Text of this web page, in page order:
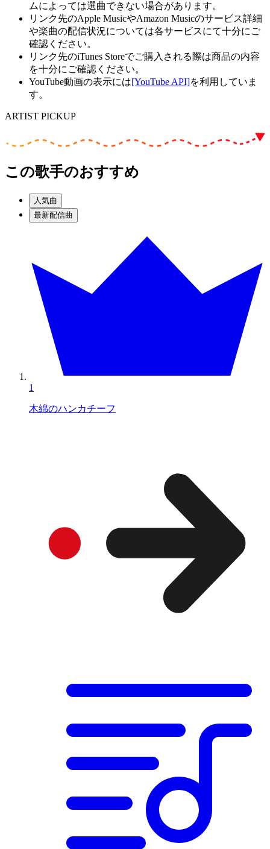
ムによっては選曲できない場合があります。
リンク先のApple MusicやAmazon Musicのサービス詳細
や楽曲の配信状況については各サービスにて十分にご
確認ください。
リンク先のiTunes Storeでご購入される際は商品の内容
を十分にご確認ください。
YouTube動画の表示には[YouTube API]を利用していま
す。
ARTIST PICKUP
この歌手のおすすめ
人気曲
最新配信曲
1
木綿のハンカチーフ